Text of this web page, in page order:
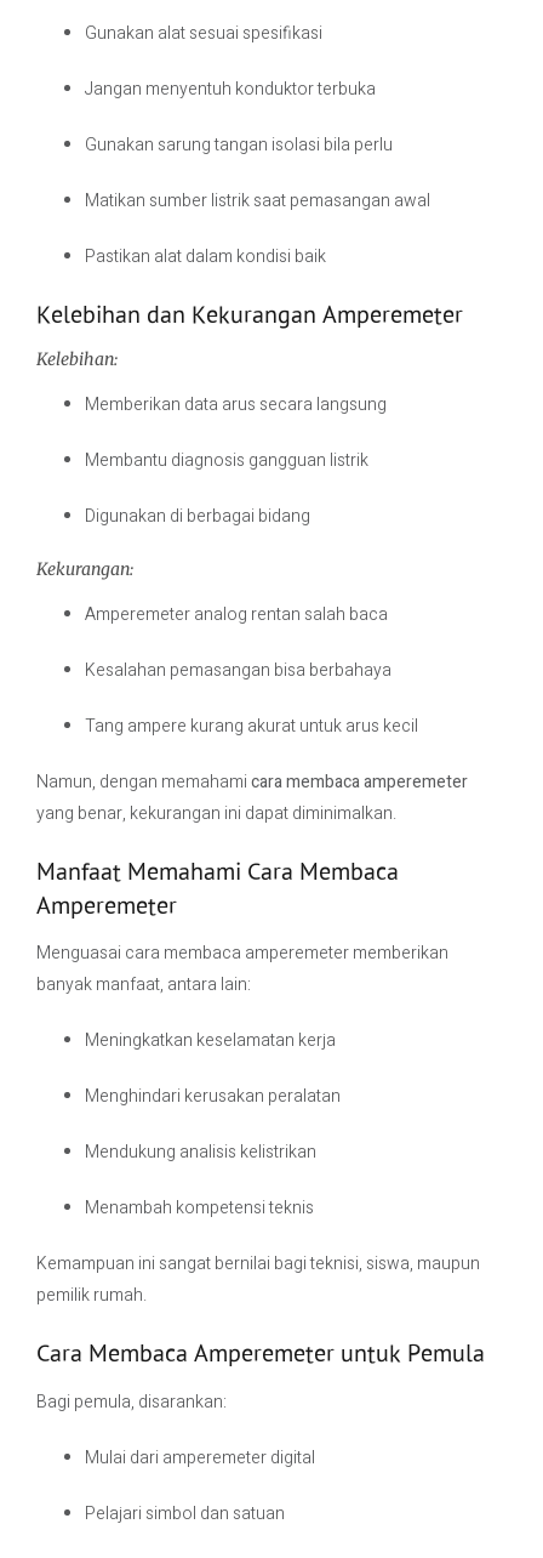
Gunakan alat sesuai spesifikasi
Jangan menyentuh konduktor terbuka
Gunakan sarung tangan isolasi bila perlu
Matikan sumber listrik saat pemasangan awal
Pastikan alat dalam kondisi baik
Kelebihan dan Kekurangan Amperemeter
Kelebihan:
Memberikan data arus secara langsung
Membantu diagnosis gangguan listrik
Digunakan di berbagai bidang
Kekurangan:
Amperemeter analog rentan salah baca
Kesalahan pemasangan bisa berbahaya
Tang ampere kurang akurat untuk arus kecil
Namun, dengan memahamicara membaca amperemeter
yang benar, kekurangan ini dapat diminimalkan.
Manfaat Memahami Cara Membaca
Amperemeter
Menguasai cara membaca amperemeter memberikan
banyak manfaat, antara lain:
Meningkatkan keselamatan kerja
Menghindari kerusakan peralatan
Mendukung analisis kelistrikan
Menambah kompetensi teknis
Kemampuan ini sangat bernilai bagi teknisi, siswa, maupun
pemilik rumah.
Cara Membaca Amperemeter untuk Pemula
Bagi pemula, disarankan:
Mulai dari amperemeter digital
Pelajari simbol dan satuan